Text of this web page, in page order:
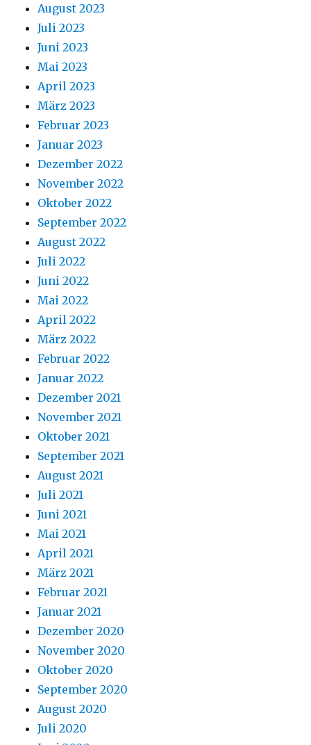
August 2023
Juli 2023
Juni 2023
Mai 2023
April 2023
März 2023
Februar 2023
Januar 2023
Dezember 2022
November 2022
Oktober 2022
September 2022
August 2022
Juli 2022
Juni 2022
Mai 2022
April 2022
März 2022
Februar 2022
Januar 2022
Dezember 2021
November 2021
Oktober 2021
September 2021
August 2021
Juli 2021
Juni 2021
Mai 2021
April 2021
März 2021
Februar 2021
Januar 2021
Dezember 2020
November 2020
Oktober 2020
September 2020
August 2020
Juli 2020